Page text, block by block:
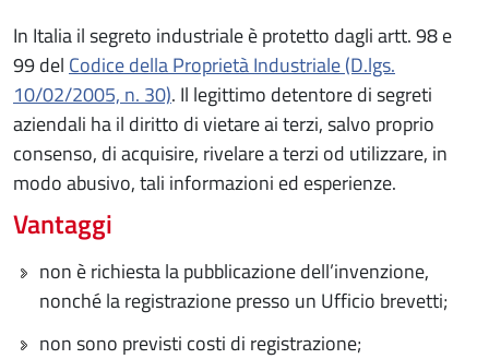
In Italia il segreto industriale è protetto dagli artt. 98 e
99 del Codice della Proprietà Industriale (D.lgs.
10/02/2005, n. 30). Il legittimo detentore di segreti
aziendali ha il diritto di vietare ai terzi, salvo proprio
consenso, di acquisire, rivelare a terzi od utilizzare, in
modo abusivo, tali informazioni ed esperienze.
Vantaggi
non è richiesta la pubblicazione dell’invenzione,
nonché la registrazione presso un Ufficio brevetti;
non sono previsti costi di registrazione;